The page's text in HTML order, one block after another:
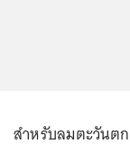
สำหรับลมตะวันต